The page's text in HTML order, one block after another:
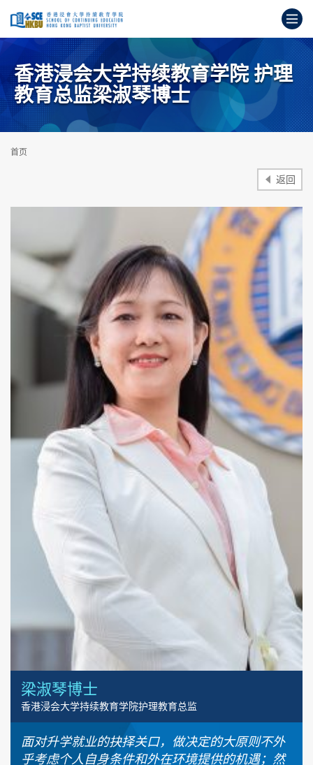
要
容
打
开
要
内
容
香港浸会大学持续教育学院 护理
教育总监梁淑琴博士
首页
返回
面对升学就业的抉择关口，做决定的大原则不外
乎考虑个人自身条件和外在环境提供的机遇；然
梁淑琴博士
香港浸会大学持续教育学院护理教育总监